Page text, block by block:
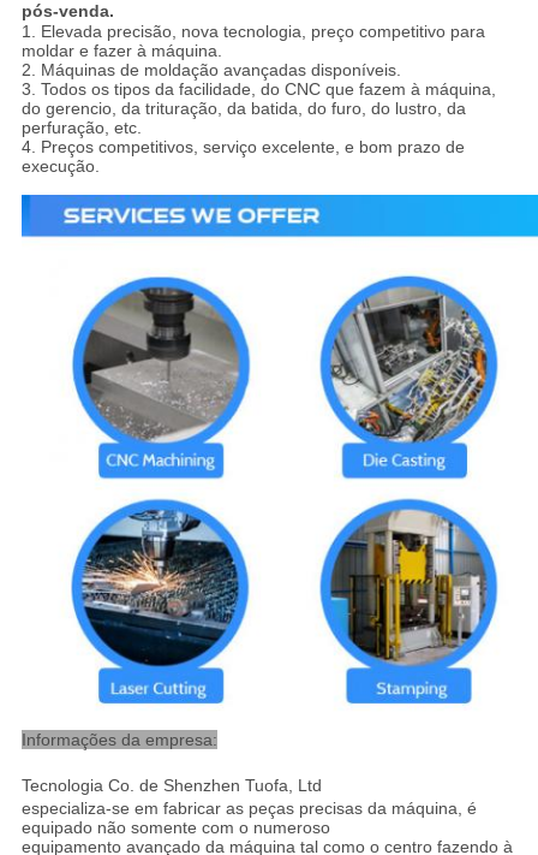
pós-venda.
1. Elevada precisão, nova tecnologia, preço competitivo para
moldar e fazer à máquina.
2. Máquinas de moldação avançadas disponíveis.
3. Todos os tipos da facilidade, do CNC que fazem à máquina,
do gerencio, da trituração, da batida, do furo, do lustro, da
perfuração, etc.
4. Preços competitivos, serviço excelente, e bom prazo de
execução.
Informações da empresa:
Tecnologia Co. de Shenzhen Tuofa, Ltd
especializa-se em fabricar as peças precisas da máquina, é
equipado não somente com o numeroso
equipamento avançado da máquina tal como o centro fazendo à